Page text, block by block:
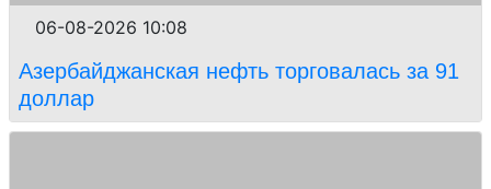
06-08-2026 10:08
Азербайджанская нефть торговалась за 91
доллар